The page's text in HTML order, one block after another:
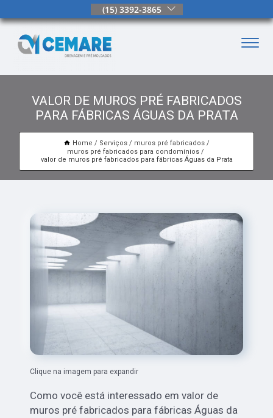
(15) 3392-3865
VALOR DE MUROS PRÉ FABRICADOS
PARA FÁBRICAS ÁGUAS DA PRATA
Home Serviços
muros pré fabricados
muros pré fabricados para condomínios
valor de muros pré fabricados para fábricas Águas da Prata
Clique na imagem para expandir
Como você está interessado em valor de
muros pré fabricados para fábricas Águas da